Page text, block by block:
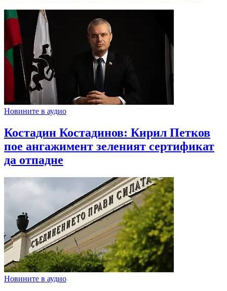
Новините в аудио
Костадин Костадинов: Кирил Петков
пое ангажимент зеленият сертификат
да отпадне
Новините в аудио